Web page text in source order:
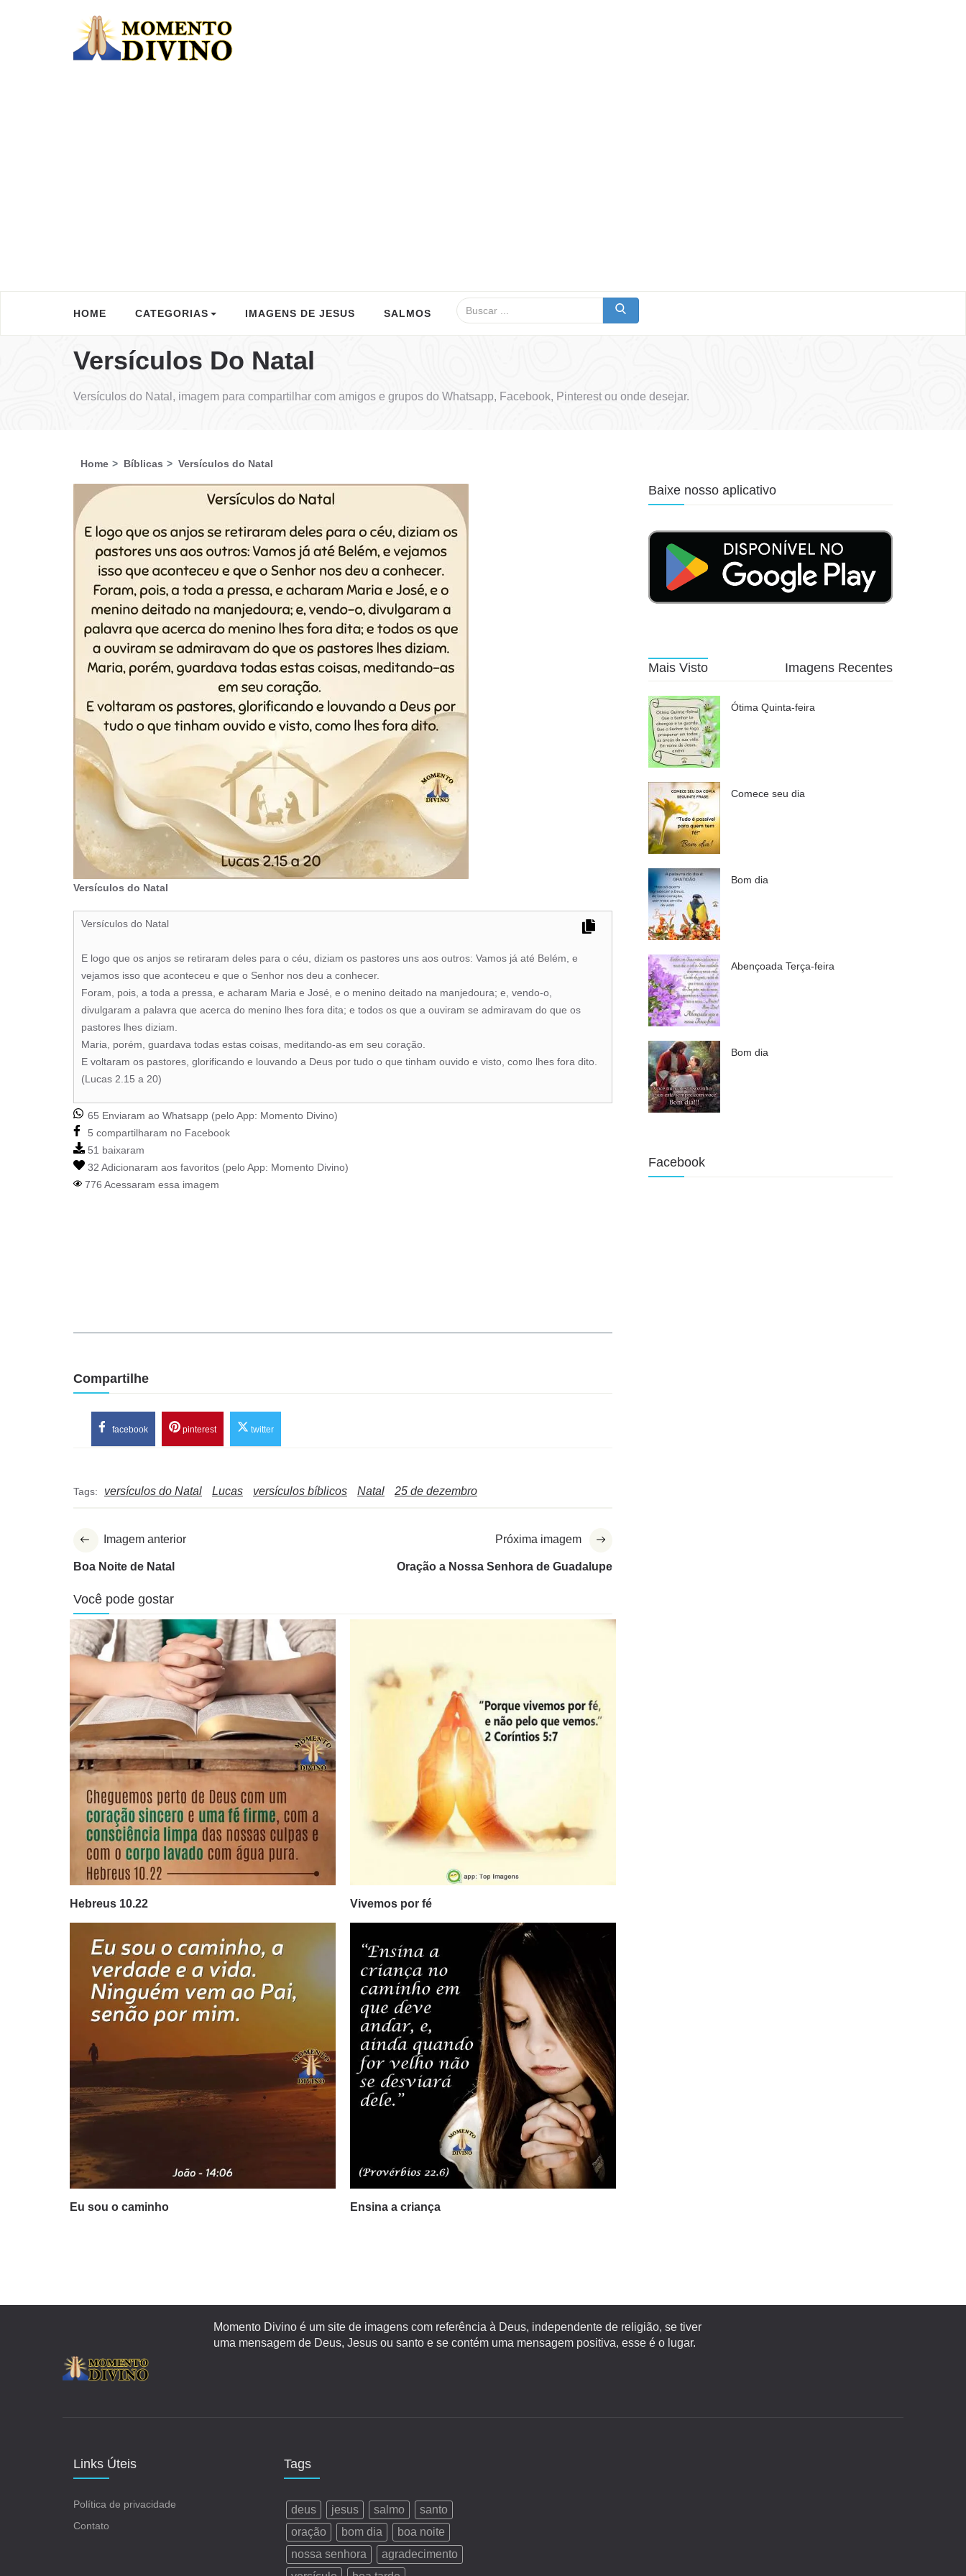
HOME CATEGORIAS IMAGENS DE JESUS SALMOS
Versículos Do Natal
Versículos do Natal, imagem para compartilhar com amigos e grupos do Whatsapp, Facebook, Pinterest ou onde desejar.
Home Bíblicas Versículos do Natal
Versículos do Natal
Versículos do Natal
E logo que os anjos se retiraram deles para o céu, diziam os pastores uns aos outros: Vamos já até Belém, e
vejamos isso que aconteceu e que o Senhor nos deu a conhecer.
Foram, pois, a toda a pressa, e acharam Maria e José, e o menino deitado na manjedoura; e, vendo-o,
divulgaram a palavra que acerca do menino lhes fora dita; e todos os que a ouviram se admiravam do que os
pastores lhes diziam.
Maria, porém, guardava todas estas coisas, meditando-as em seu coração.
E voltaram os pastores, glorificando e louvando a Deus por tudo o que tinham ouvido e visto, como lhes fora dito.
(Lucas 2.15 a 20)
65 Enviaram ao Whatsapp (pelo App: Momento Divino)
5 compartilharam no Facebook
51 baixaram
32 Adicionaram aos favoritos (pelo App: Momento Divino)
776 Acessaram essa imagem
Compartilhe
facebook pinterest twitter
Tags: versículos do Natal Lucas versículos bíblicos Natal 25 de dezembro
Imagem anterior
Boa Noite de Natal
Próxima imagem
Oração a Nossa Senhora de Guadalupe
Você pode gostar
Hebreus 10.22 Vivemos por fé
Eu sou o caminho Ensina a criança
Baixe nosso aplicativo
Mais Visto Imagens Recentes
Ótima Quinta-feira
Comece seu dia
Bom dia
Abençoada Terça-feira
Bom dia
Facebook
Momento Divino é um site de imagens com referência à Deus, independente de religião, se tiver
uma mensagem de Deus, Jesus ou santo e se contém uma mensagem positiva, esse é o lugar.
Links Úteis
Política de privacidade
Contato
Tags
deus jesus salmo
santo
oração
bom dia
boa noite
nossa senhora
agradecimento